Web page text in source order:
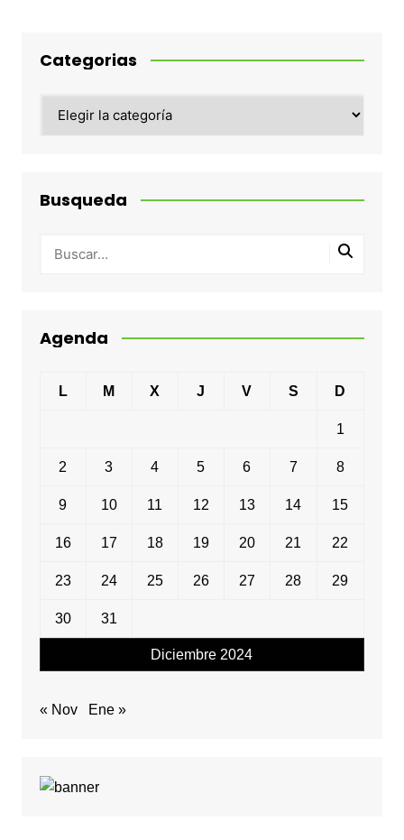
Categorias
Busqueda
Agenda
Diciembre 2024
L M X J V S D
1
2 3 4 5 6 7 8
9 10 11 12 13 14 15
16 17 18 19 20 21 22
23 24 25 26 27 28 29
30 31
« Nov Ene »